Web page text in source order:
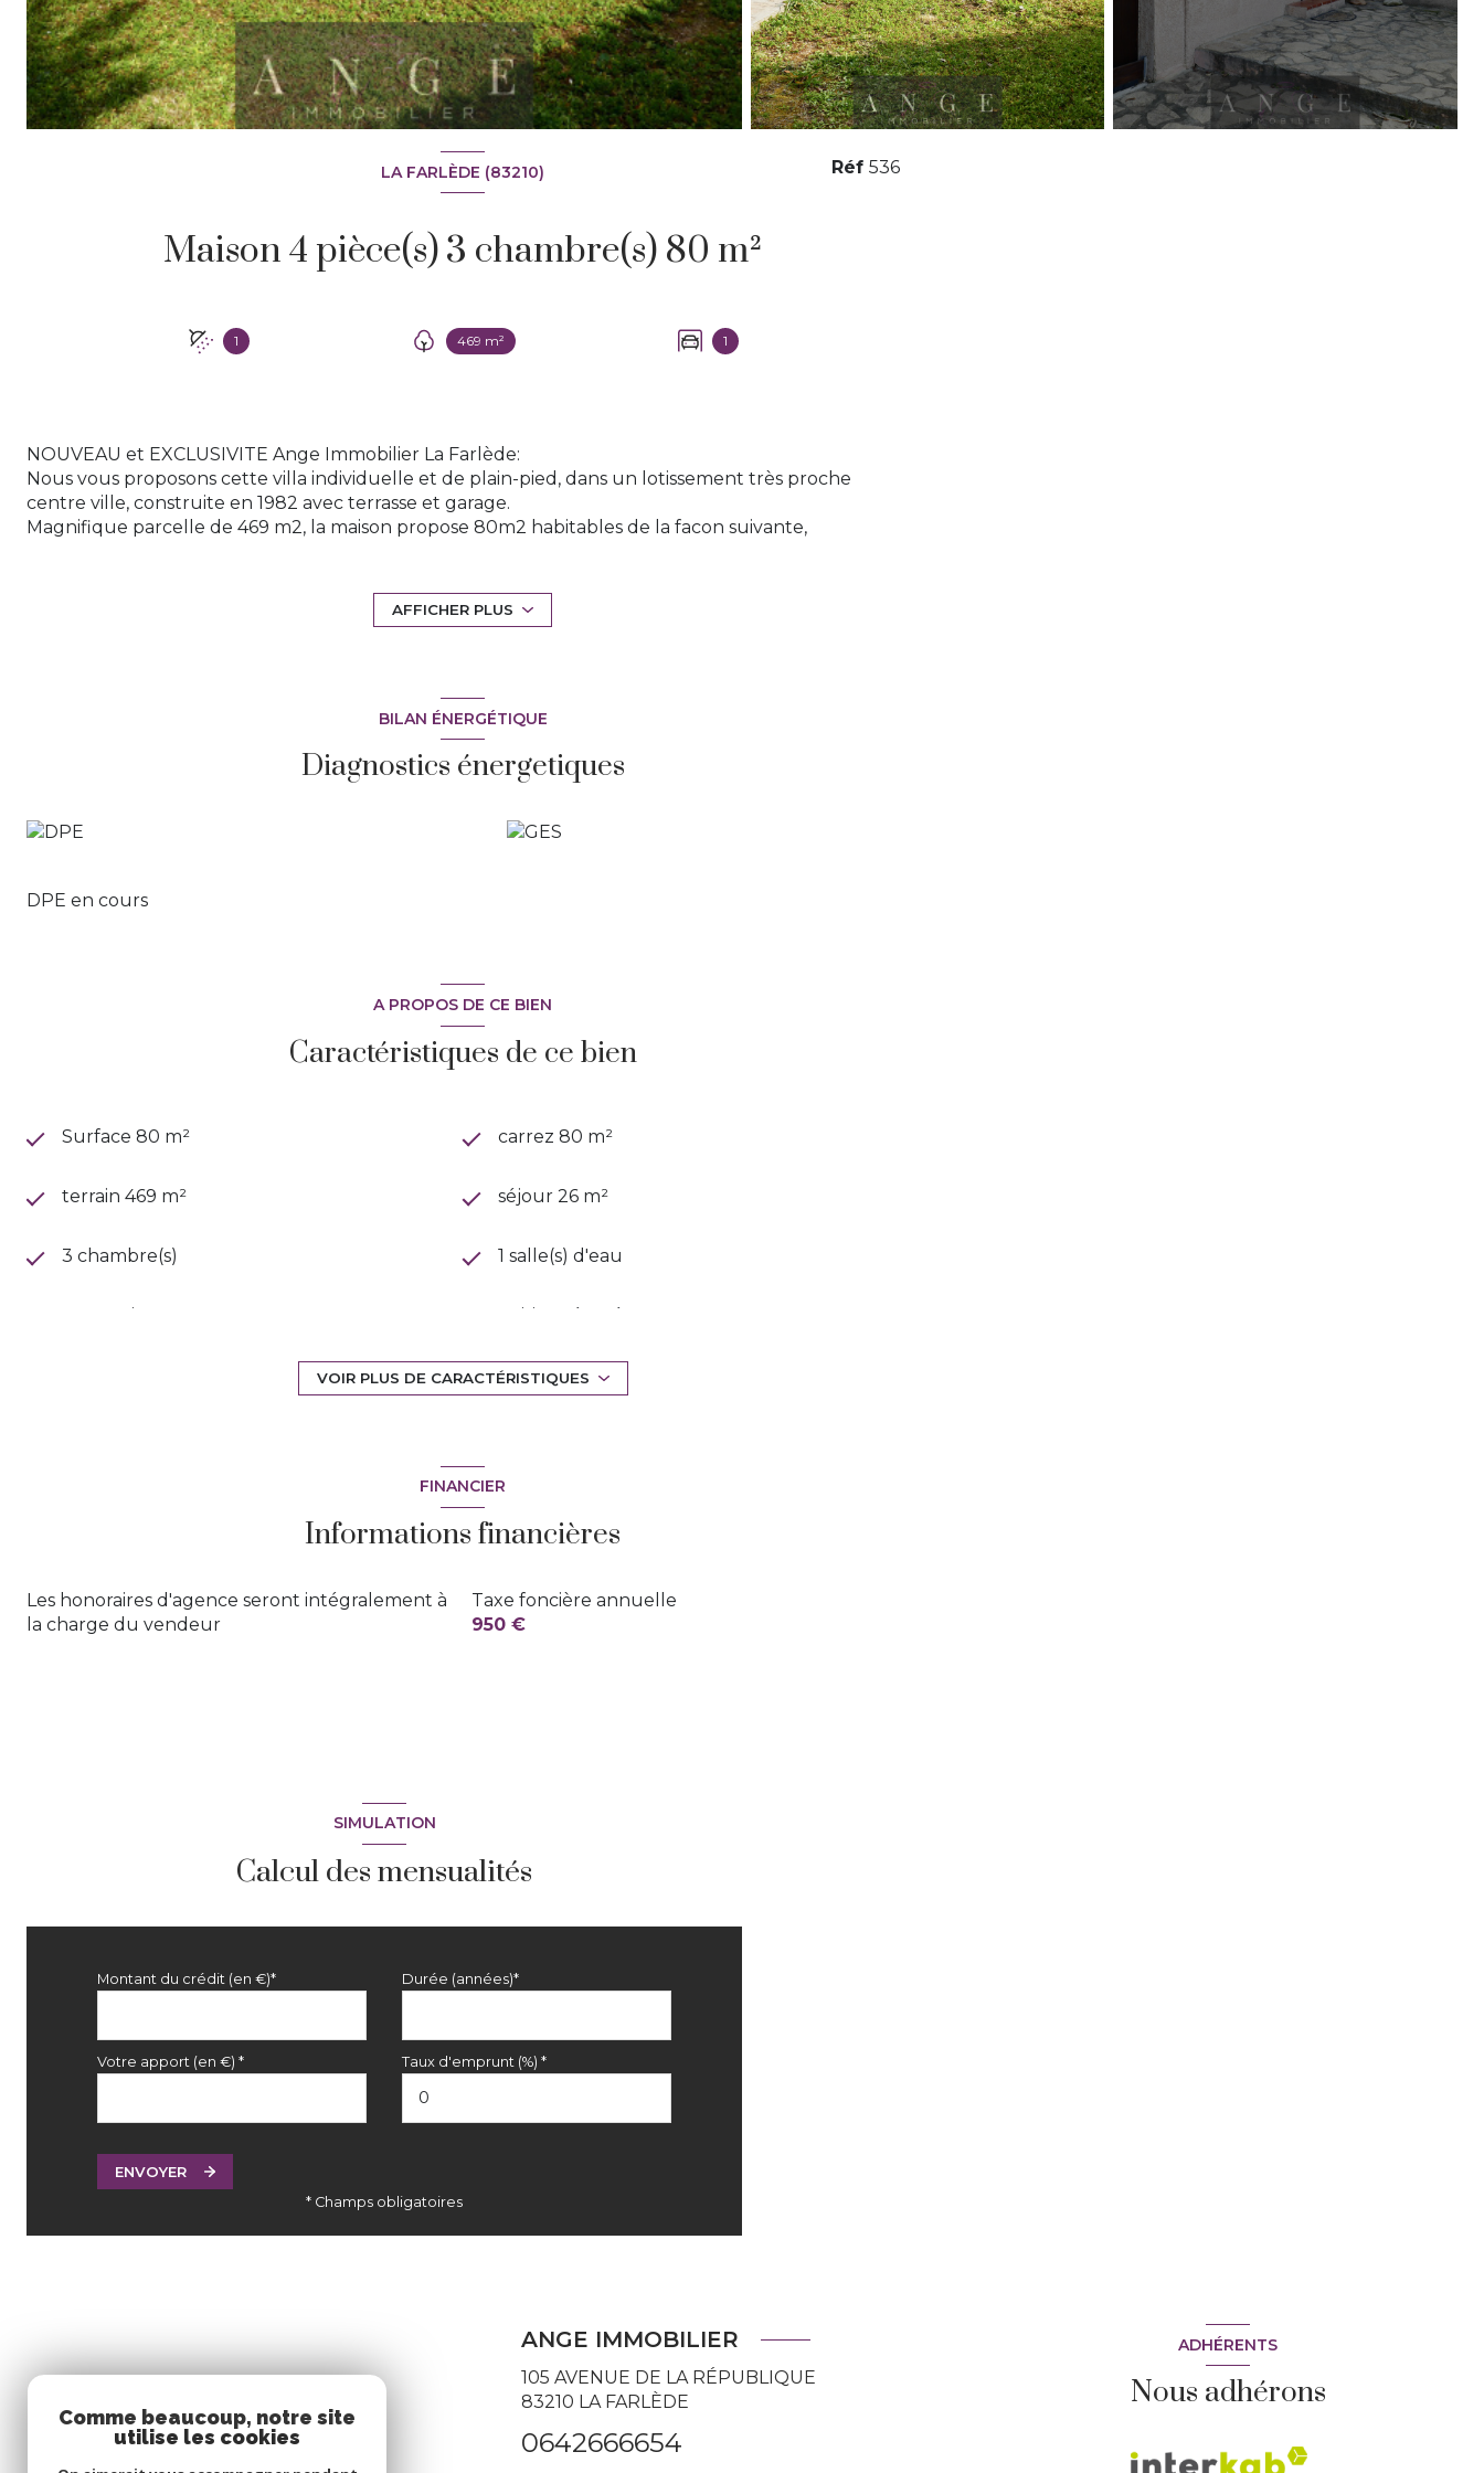
LA FARLÈDE (83210)
Maison 4 pièce(s) 3 chambre(s) 80 m²
1 469 m² 1
Réf 536
NOUVEAU et EXCLUSIVITE Ange Immobilier La Farlède:
Nous vous proposons cette villa individuelle et de plain-pied, dans un lotissement très proche
centre ville, construite en 1982 avec terrasse et garage.
Magnifique parcelle de 469 m2, la maison propose 80m2 habitables de la facon suivante,
salle d'eau. Un garage de 15m2 plus une mezzanine et une terrasse de 16m2.
Le terrain est plat et cloturé, la parcelle est très agréable et la maison de plain-pied un vrai atout. A
AFFICHER PLUS
BILAN ÉNERGÉTIQUE
Diagnostics énergetiques
DPE en cours
A PROPOS DE CE BIEN
Caractéristiques de ce bien
Surface 80 m² carrez 80 m²
terrain 469 m² séjour 26 m²
3 chambre(s) 1 salle(s) d'eau
construit en 1982 cuisine séparée
Chauffage individuel : convecteur
1 garage(s)
VOIR PLUS DE CARACTÉRISTIQUES
FINANCIER
Informations financières
Les honoraires d'agence seront intégralement à
la charge du vendeur
Taxe foncière annuelle
950 €
SIMULATION
Calcul des mensualités
Montant du crédit (en €)* Durée (années)*
Votre apport (en €) * Taux d'emprunt (%) *
ENVOYER
* Champs obligatoires
ANGE IMMOBILIER
105 AVENUE DE LA RÉPUBLIQUE
83210 LA FARLÈDE
0642666654
ADHÉRENTS
Nous adhérons
Comme beaucoup, notre site
utilise les cookies